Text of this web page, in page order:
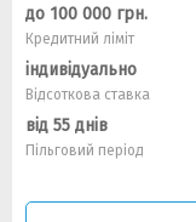
до 100 000 грн.
Кредитний ліміт
індивідуально
Відсоткова ставка
від 55 днів
Пільговий період